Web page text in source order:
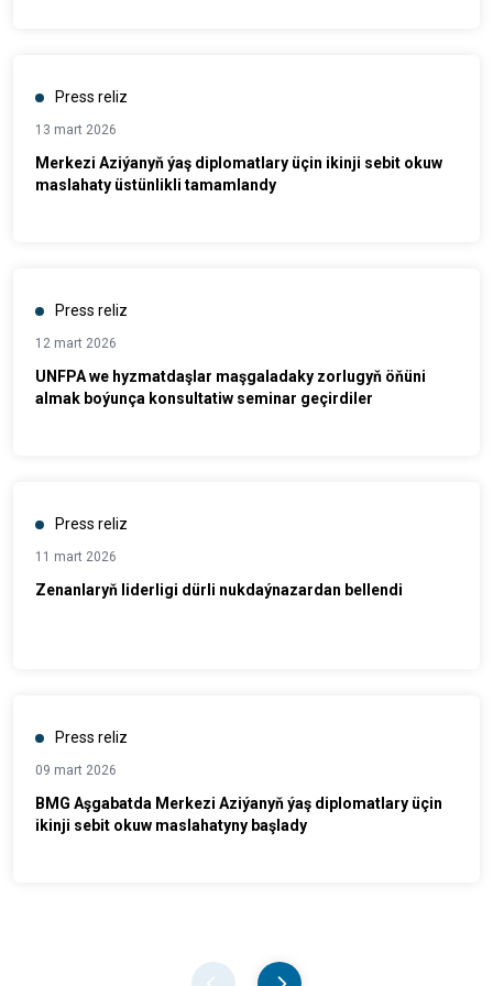
Press reliz
13 mart 2026
Merkezi Aziýanyň ýaş diplomatlary üçin ikinji sebit okuw
maslahaty üstünlikli tamamlandy
Press reliz
12 mart 2026
UNFPA we hyzmatdaşlar maşgaladaky zorlugyň öňüni
almak boýunça konsultatiw seminar geçirdiler
Press reliz
11 mart 2026
Zenanlaryň liderligi dürli nukdaýnazardan bellendi
Press reliz
09 mart 2026
BMG Aşgabatda Merkezi Aziýanyň ýaş diplomatlary üçin
ikinji sebit okuw maslahatyny başlady